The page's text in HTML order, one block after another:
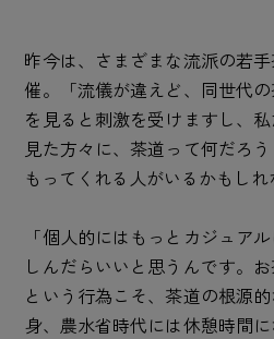
昨今は、さまざまな流派の若
催。「流儀が違えど、同世代
を見ると刺激を受けますし、
見た方々に、茶道って何だろ
もってくれる人がいるかもしれ
「個人的にはもっとカジュア
しんだらいいと思うんです。
という行為こそ、茶道の根源
身、農水省時代には休憩時間